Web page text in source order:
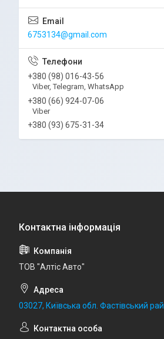
6753134@gmail.com
+380 (98) 016-43-56
Viber, Telegram, WhatsApp
+380 (66) 924-07-06
Viber
+380 (93) 675-31-34
ТОВ "Алтіс Авто"
03027, Київська обл. Фастівський